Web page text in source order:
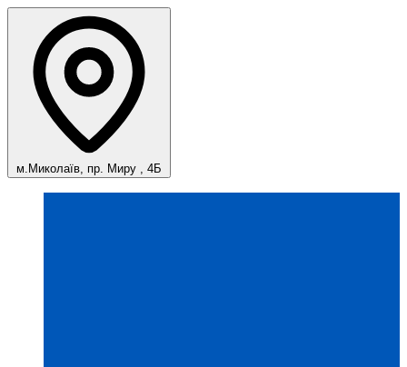
м.Миколаїв, пр. Миру , 4Б